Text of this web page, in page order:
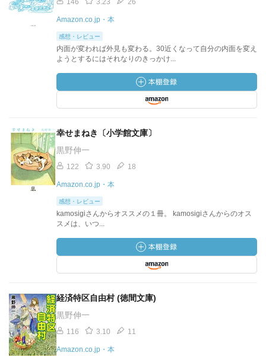
146 3.23 26
Amazon.co.jp・本
感想・レビュー
内面が変われば外見も変わる。30近くなって自分の内面を変え
ようとするにはそれなりのきっかけ...
幸せまねき〔小学館文庫〕
黒野伸一
122 3.90 18
Amazon.co.jp・本
感想・レビュー
kamosigiさんからオススメの１冊。 kamosigiさんからのオス
スメは、いつ...
経済特区自由村 (徳間文庫)
黒野伸一
116 3.10 11
Amazon.co.jp・本